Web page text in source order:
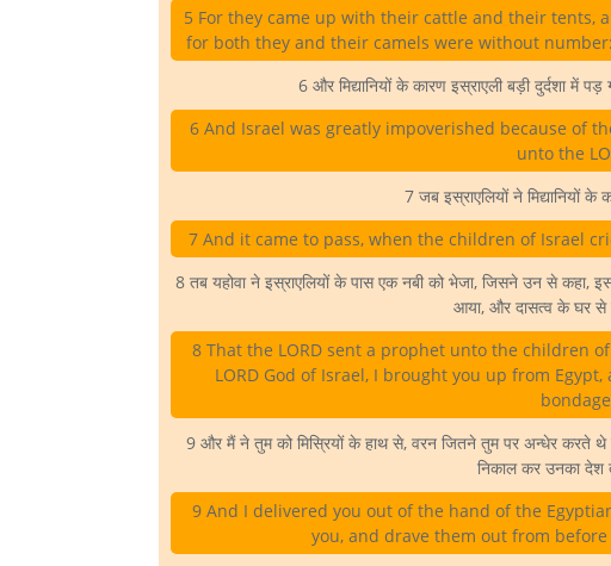
5 For they came up with their cattle and their tents,
for both they and their camels were without
6 और मिद्यानियों के कारण इस्राएली बड़ी दुर्दशा में पड़
6 And Israel was greatly impoverished because of
unto the
7 जब इस्राएलियों ने मिद्यानियों के
7 And it came to pass, when the children of Israel
8 तब यहोवा ने इस्राएलियों के पास एक नबी को भेजा, जिसने उन से कहा,
आया, और दासत्व के घर से
8 That the LORD sent a prophet unto the children
LORD God of Israel, I brought you up from
9 और मैं ने तुम को मिस्रियों के हाथ से, वरन जितने तुम पर अन्धेर करते
निकाल कर उनका देश
9 And I delivered you out of the hand of the
you, and drave them out from